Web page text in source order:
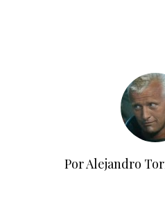
Por Alejandro